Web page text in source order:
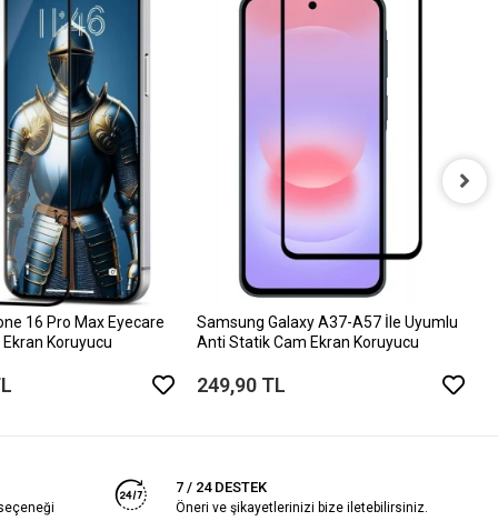
16 Pro Max Eyecare
Ekran Koruyucu
Samsung Galaxy A37-A57 İle Uyumlu
Anti Statik Cam Ekran Koruyucu
249,90 TL
7 / 24 DESTEK
Öneri ve şikayetlerinizi bize iletebilirsiniz.